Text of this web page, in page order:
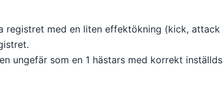
registret med en liten effektökning (kick, attack
ungefär som en 1 hästars med korrekt inställds